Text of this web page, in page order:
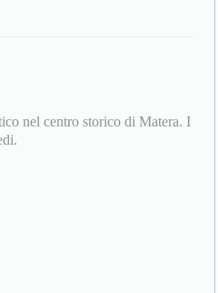
nel centro storico di Matera. I